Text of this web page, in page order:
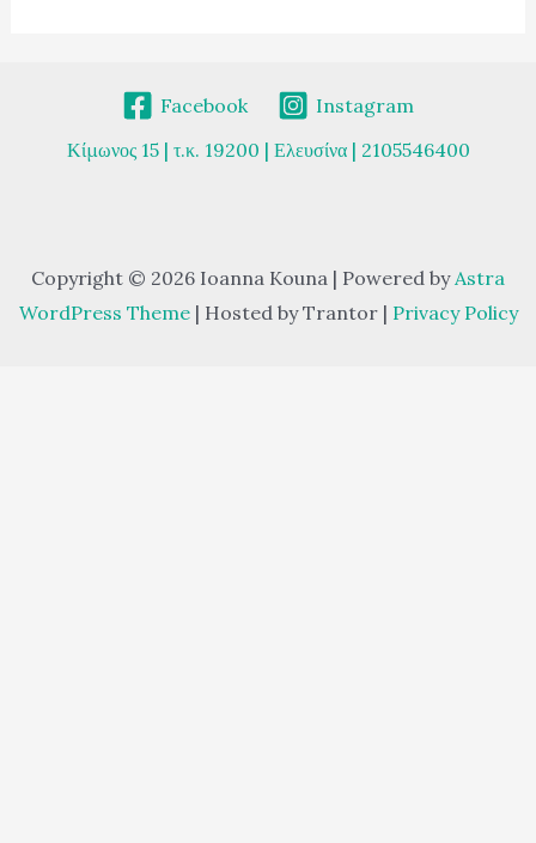
Facebook
Instagram
Κίμωνος 15 | τ.κ. 19200 | Ελευσίνα | 2105546400
Copyright © 2026 Ioanna Kouna | Powered byAstra
WordPress Theme| Hosted by Trantor | Privacy Policy